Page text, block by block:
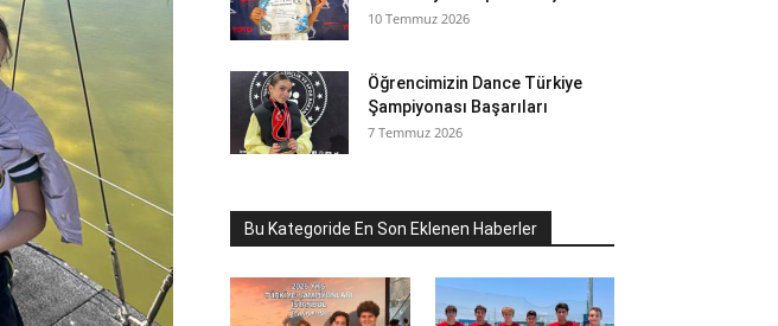
10 Temmuz 2026
Öğrencimizin Dance Türkiye
Şampiyonası Başarıları
7 Temmuz 2026
Bu Kategoride En Son Eklenen Haberler